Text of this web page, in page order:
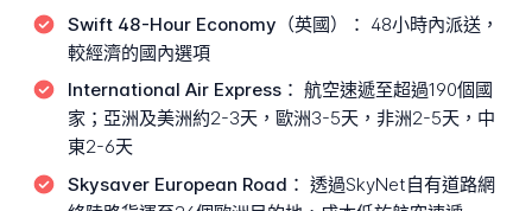
Swift 48-Hour Economy（英國）： 48小時內派送，
較經濟的國內選項
International Air Express： 航空速遞至超過190個國
家；亞洲及美洲約2-3天，歐洲3-5天，非洲2-5天，中
東2-6天
Skysaver European Road： 透過SkyNet自有道路網